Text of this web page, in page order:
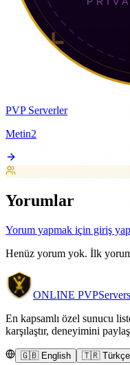
PVP Serverler
Metin2
Yorumlar
Yorum yapmak için giriş
Henüz yorum yok. İlk
ONLINE PVPServers
En kapsamlı özel sunucu
karşılaştır, deneyimini
🇬🇧 English 🇹🇷 Türkçe